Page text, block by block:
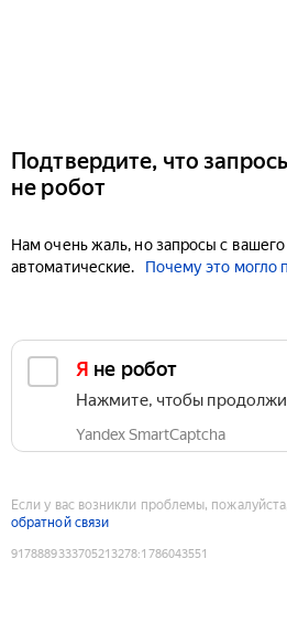
Подтвердите, что
не робот
Нам очень жаль, но запросы с
автоматические.
Почему это могло
Я не робот
Нажмите, чтобы
Yandex SmartCaptcha
Если у вас возникли проблемы,
обратной связи
9178889333705213278:1786043551